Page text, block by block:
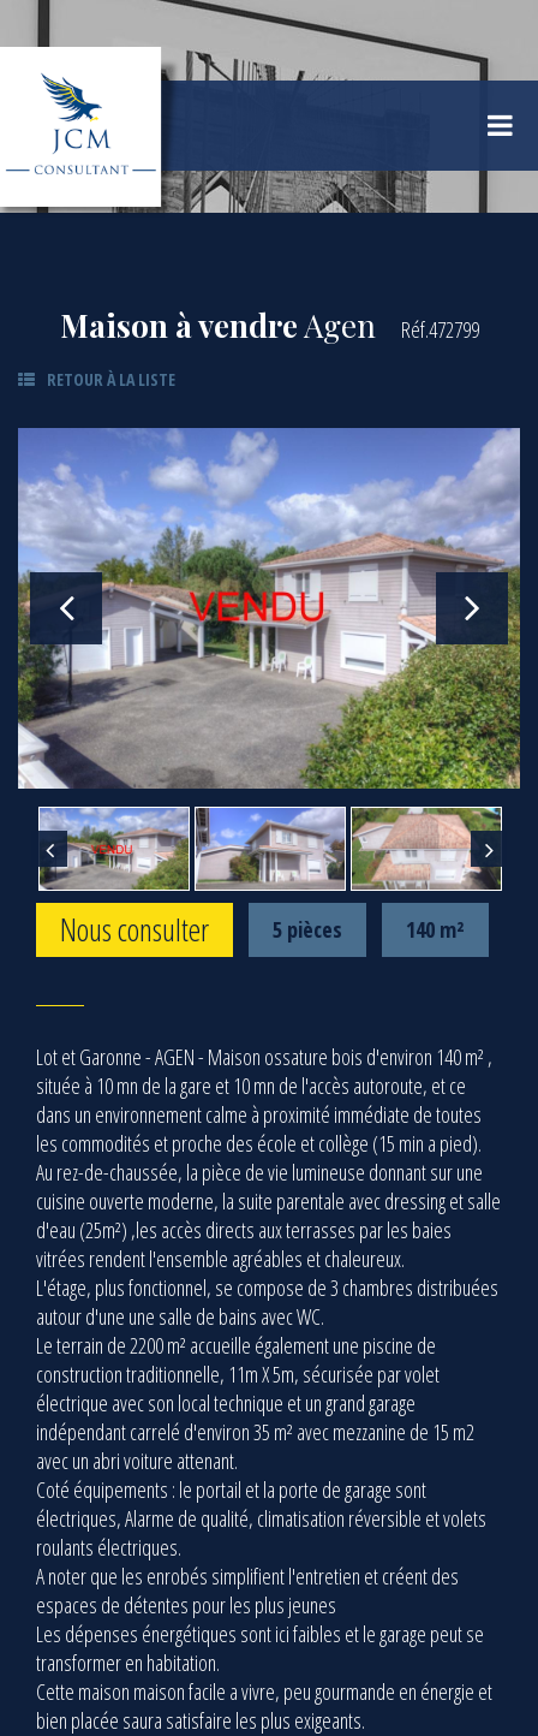
Maison à vendreAgen Réf.472799
RETOUR À LA LISTE
Nous consulter 5 pièces 140 m²
Lot et Garonne - AGEN - Maison ossature bois d'environ 140 m² ,
située à 10 mn de la gare et 10 mn de l'accès autoroute, et ce
dans un environnement calme à proximité immédiate de toutes
les commodités et proche des école et collège (15 min a pied).
Au rez-de-chaussée, la pièce de vie lumineuse donnant sur une
cuisine ouverte moderne, la suite parentale avec dressing et salle
d'eau (25m²) ,les accès directs aux terrasses par les baies
vitrées rendent l'ensemble agréables et chaleureux.
L'étage, plus fonctionnel, se compose de 3 chambres distribuées
autour d'une une salle de bains avec WC.
Le terrain de 2200 m² accueille également une piscine de
construction traditionnelle, 11m X 5m, sécurisée par volet
électrique avec son local technique et un grand garage
indépendant carrelé d'environ 35 m² avec mezzanine de 15 m2
avec un abri voiture attenant.
Coté équipements : le portail et la porte de garage sont
électriques, Alarme de qualité, climatisation réversible et volets
roulants électriques.
A noter que les enrobés simplifient l'entretien et créent des
espaces de détentes pour les plus jeunes
Les dépenses énergétiques sont ici faibles et le garage peut se
transformer en habitation.
Cette maison maison facile a vivre, peu gourmande en énergie et
bien placée saura satisfaire les plus exigeants.